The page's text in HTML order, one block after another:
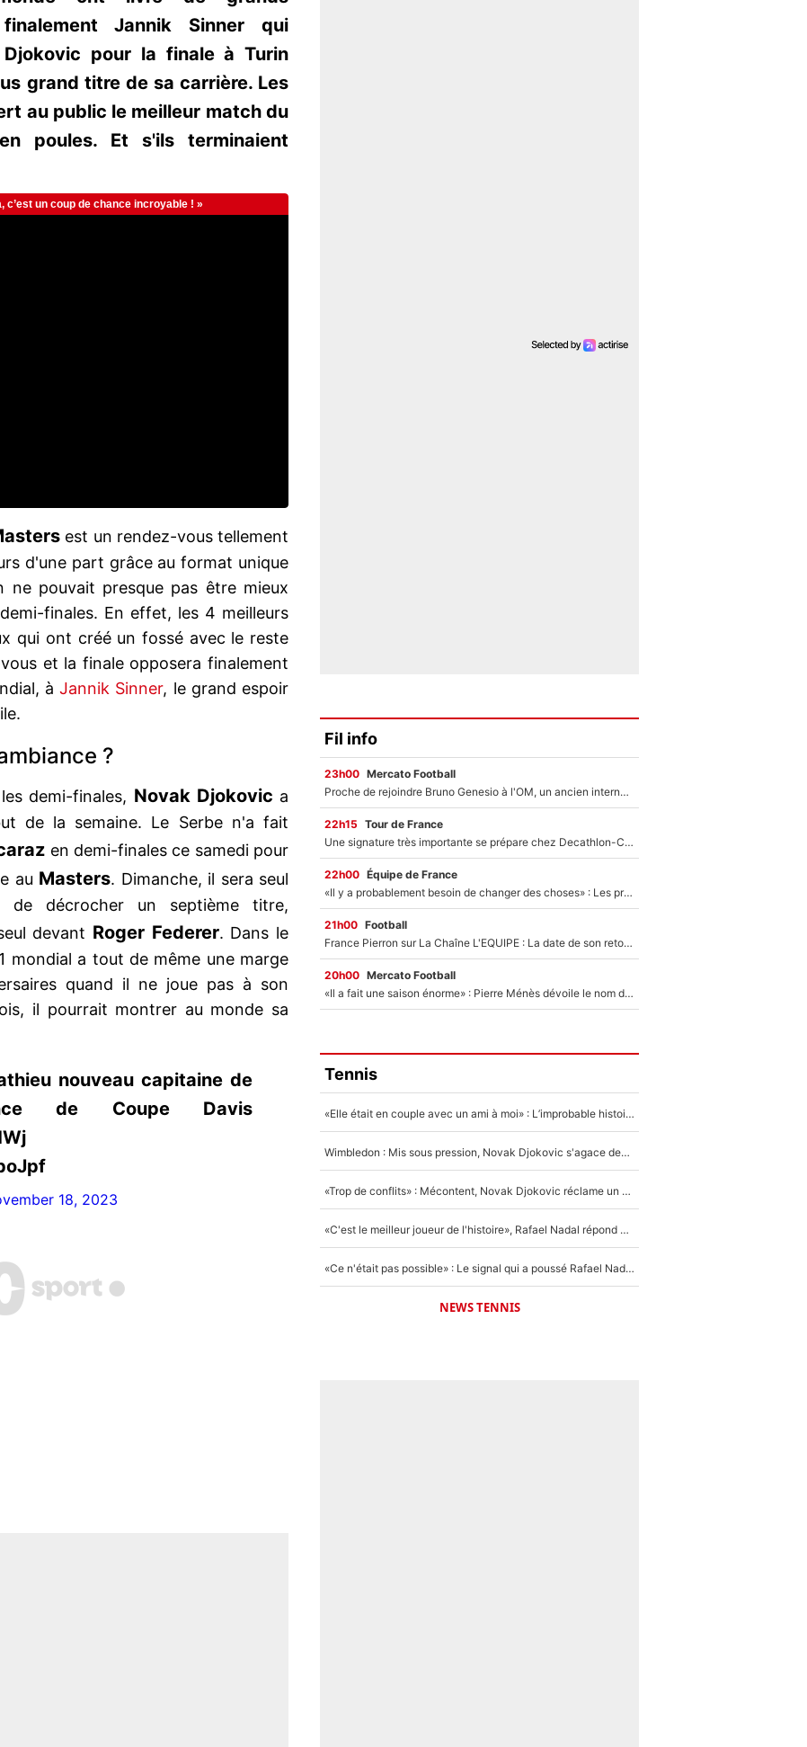
Jannik Sinner qui
pour la finale à Turin
grand titre de sa carrière. Les
au public le meilleur match du
poules. Et s'ils terminaient
est un rendez-vous tellement
d'une part grâce au format unique
ne pouvait presque pas être mieux
finales. En effet, les 4 meilleurs
qui ont créé un fossé avec le reste
et la finale opposera finalement
àJannik Sinner, le grand espoir
?
demi-finales, Novak Djokovic a
de la semaine. Le Serbe n'a fait
en demi-finales ce samedi pour
au Masters. Dimanche, il sera seul
décrocher un septième titre,
devant Roger Federer. Dans le
mondial a tout de même une marge
quand il ne joue pas à son
il pourrait montrer au monde sa
nouveau capitaine de
de Coupe Davis
18, 2023
Fil info
23h00 Mercato Football
Proche de rejoindre Bruno Genesio à l'OM, un ancien international français va finalement débarquer... sur RMC !
22h15 Tour de France
Une signature très importante se prépare chez Decathlon-CMA CGM pour aider Paul Seixas à gagner le Tour de France 2027
22h00 Équipe de France
«Il y a probablement besoin de changer des choses» : Les premiers changements de Zinedine Zidane en équipe de France sont révélés ?
21h00 Football
France Pierron sur La Chaîne L'EQUIPE : La date de son retour dans L'EQUIPE de Choc est connue... et c'était très attendu
20h00 Mercato Football
«Il a fait une saison énorme» : Pierre Ménès dévoile le nom du joueur que l’OM devait absolument recruter cet été, l’IA valide la piste !
Tennis
«Elle était en couple avec un ami à moi» : L’improbable histoire derrière la «seule relation longue» de Novak Djokovic
Wimbledon : Mis sous pression, Novak Djokovic s'agace devant la presse !
«Trop de conflits» : Mécontent, Novak Djokovic réclame un grand changement !
«C'est le meilleur joueur de l'histoire», Rafael Nadal répond à la question que tout le monde se pose !
«Ce n'était pas possible» : Le signal qui a poussé Rafael Nadal à prendre sa retraite !
NEWS TENNIS